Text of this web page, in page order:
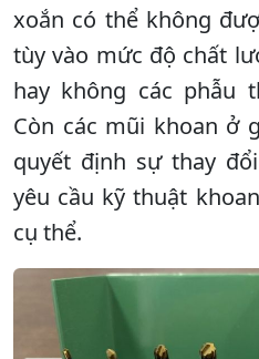
xoắn có thể không
tùy vào mức độ chất
hay không các phẫu
Còn các mũi khoan ở
quyết định sự thay
yêu cầu kỹ thuật
cụ thể.